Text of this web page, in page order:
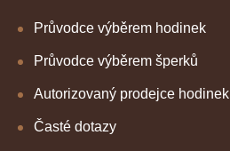
Průvodce výběrem hodinek
Průvodce výběrem šperků
Autorizovaný prodejce hodinek
Časté dotazy